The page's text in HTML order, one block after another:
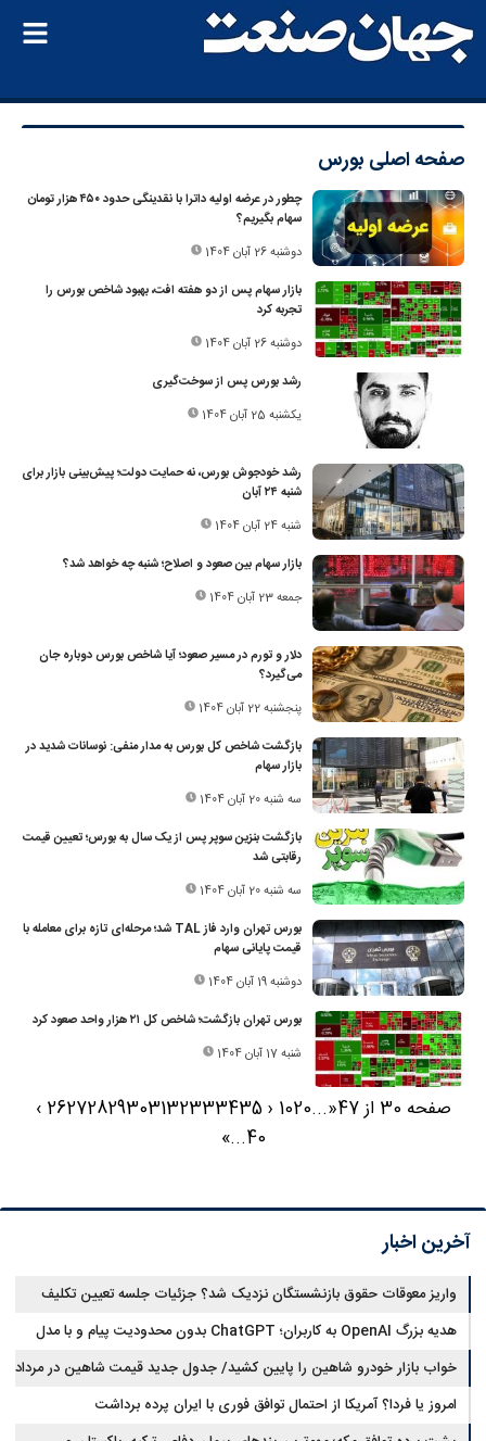
صفحه اصلی بورس
چطور در عرضه اولیه داترا با نقدینگی حدود ۴۵۰ هزار تومان
سهام بگیریم؟
دوشنبه 26 آبان 1404
بازار سهام پس از دو هفته افت، بهبود شاخص بورس را
تجربه کرد
دوشنبه 26 آبان 1404
رشد بورس پس از سوخت‌گیری
یکشنبه 25 آبان 1404
رشد خودجوش بورس، نه حمایت دولت؛ پیش‌بینی بازار برای
شنبه ۲۴ آبان
شنبه 24 آبان 1404
بازار سهام بین صعود و اصلاح؛ شنبه چه خواهد شد؟
جمعه 23 آبان 1404
دلار و تورم در مسیر صعود؛ آیا شاخص بورس دوباره جان
می‌گیرد؟
پنجشنبه 22 آبان 1404
بازگشت شاخص کل بورس به مدار منفی: نوسانات شدید در
بازار سهام
سه شنبه 20 آبان 1404
بازگشت بنزین سوپر پس از یک سال به بورس؛ تعیین قیمت
رقابتی شد
سه شنبه 20 آبان 1404
بورس تهران وارد فاز TAL شد؛ مرحله‌ای تازه برای معامله با
قیمت پایانی سهام
دوشنبه 19 آبان 1404
بورس تهران بازگشت؛ شاخص کل ۲۱ هزار واحد صعود کرد
شنبه 17 آبان 1404
صفحه 30 از 47 «
...
1020
‹
26272829303132333435
›
40
...
»
آخرین اخبار
واریز معوقات حقوق بازنشستگان نزدیک شد؟ جزئیات جلسه تعیین تکلیف
مطالبات
هدیه بزرگ OpenAI به کاربران؛ ChatGPT بدون محدودیت پیام و با مدل
جدید می‌آید
خواب بازار خودرو شاهین را پایین کشید/ جدول جدید قیمت شاهین در مرداد
امروز یا فردا؟ آمریکا از احتمال توافق فوری با ایران پرده برداشت